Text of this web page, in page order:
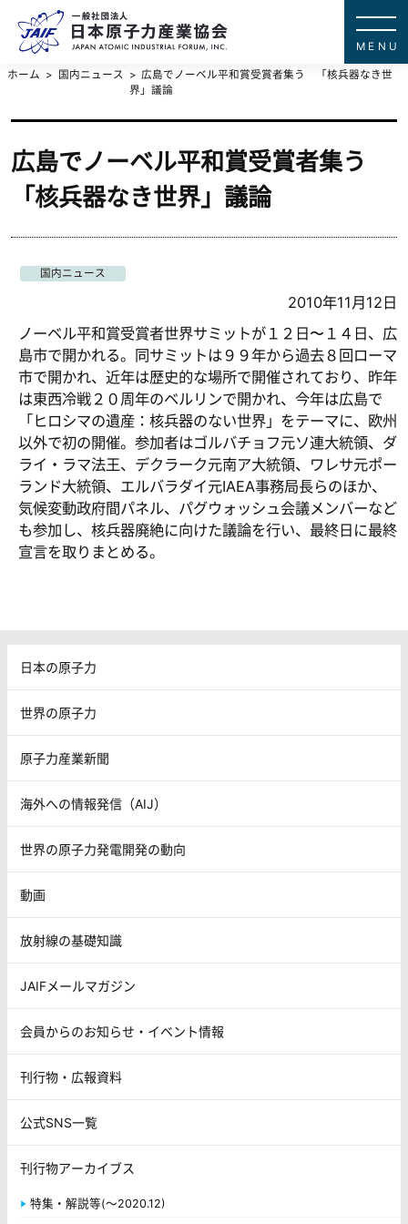
ホーム 国内ニュース
広島でノーベル平和賞受賞者集う 「核兵器なき世
界」議論
広島でノーベル平和賞受賞者集う
「核兵器なき世界」議論
国内ニュース
2010年11月12日
ノーベル平和賞受賞者世界サミットが１２日〜１４日、広
島市で開かれる。同サミットは９９年から過去８回ローマ
市で開かれ、近年は歴史的な場所で開催されており、昨年
は東西冷戦２０周年のベルリンで開かれ、今年は広島で
「ヒロシマの遺産：核兵器のない世界」をテーマに、欧州
以外で初の開催。参加者はゴルバチョフ元ソ連大統領、ダ
ライ・ラマ法王、デクラーク元南ア大統領、ワレサ元ポー
ランド大統領、エルバラダイ元IAEA事務局長らのほか、
気候変動政府間パネル、パグウォッシュ会議メンバーなど
も参加し、核兵器廃絶に向けた議論を行い、最終日に最終
宣言を取りまとめる。
日本の原子力
世界の原子力
原子力産業新聞
海外への情報発信（AIJ）
世界の原子力発電開発の動向
動画
放射線の基礎知識
JAIFメールマガジン
会員からのお知らせ・イベント情報
刊行物・広報資料
公式SNS一覧
刊行物アーカイブス
特集・解説等(～2020.12)